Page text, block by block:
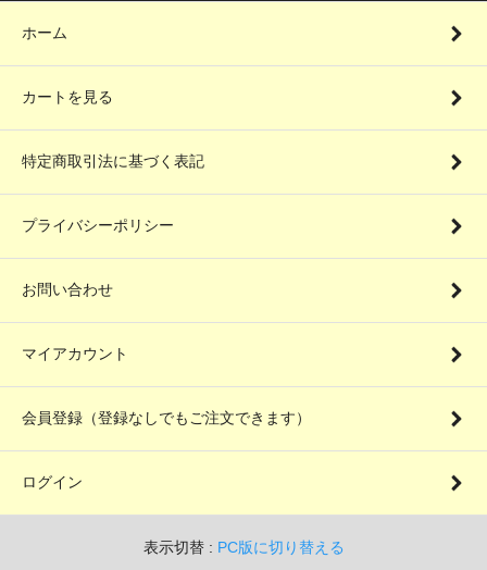
ホーム
カートを見る
特定商取引法に基づく表記
プライバシーポリシー
お問い合わせ
マイアカウント
会員登録（登録なしでもご注文できます）
ログイン
表示切替 : PC版に切り替える